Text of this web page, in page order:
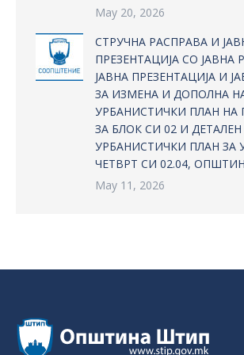
May 20, 2026
СТРУЧНА РАСПРАВА И
ПРЕЗЕНТАЦИЈА СО ЈАВНА
ЈАВНА ПРЕЗЕНТАЦИЈА И
ЗА ИЗМЕНА И ДОПОЛНА
УРБАНИСТИЧКИ ПЛАН НА
ЗА БЛОК СИ 02 И ДЕТАЛЕН
УРБАНИСТИЧКИ ПЛАН ЗА
ЧЕТВРТ СИ 02.04,
May 11, 2026